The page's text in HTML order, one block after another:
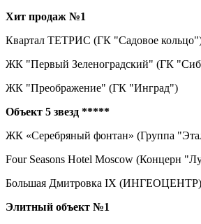
Хит продаж №1
Квартал ТЕТРИС (ГК "Садовое
ЖК "Первый Зеленоградский" (ГК
ЖК "Преображение" (ГК "Инград")
Объект 5 звезд *****
ЖК «Серебряный фонтан» (Группа
Four Seasons Hotel Moscow (Концерн
Большая Дмитровка IX (ИНГЕОЦЕНТР)
Элитный объект №1